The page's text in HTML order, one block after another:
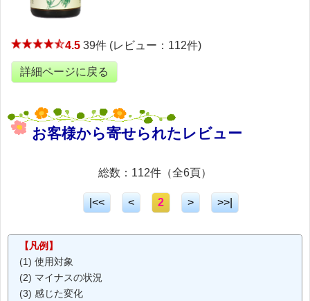
4.5 39件 (レビュー：112件)
詳細ページに戻る
お客様から寄せられたレビュー
総数：112件（全6頁）
|<< < 2 > >>|
【凡例】
(1) 使用対象
(2) マイナスの状況
(3) 感じた変化